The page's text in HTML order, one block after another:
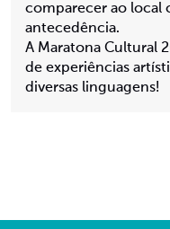
comparecer ao local
antecedência.
A Maratona Cultural
de experiências
diversas linguagens!